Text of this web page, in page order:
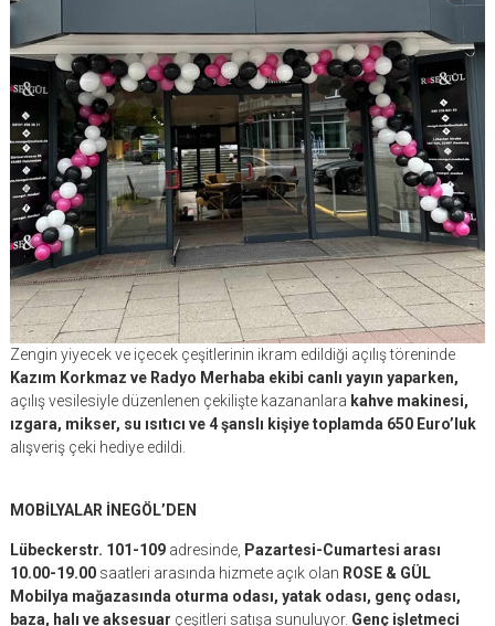
Zengin yiyecek ve içecek çeşitlerinin ikram edildiği açılış töreninde
Kazım Korkmaz ve Radyo Merhaba ekibi canlı yayın yaparken,
açılış vesilesiyle düzenlenen çekilişte kazananlara kahve makinesi,
ızgara, mikser, su ısıtıcı ve 4 şanslı kişiye toplamda 650 Euro’luk
alışveriş çeki hediye edildi.
MOBİLYALAR İNEGÖL’DEN
Lübeckerstr. 101-109adresinde, Pazartesi-Cumartesi arası
10.00-19.00saatleri arasında hizmete açık olan ROSE & GÜL
Mobilya mağazasında oturma odası, yatak odası, genç odası,
baza, halı ve aksesuar çeşitleri satışa sunuluyor. Genç işletmeci